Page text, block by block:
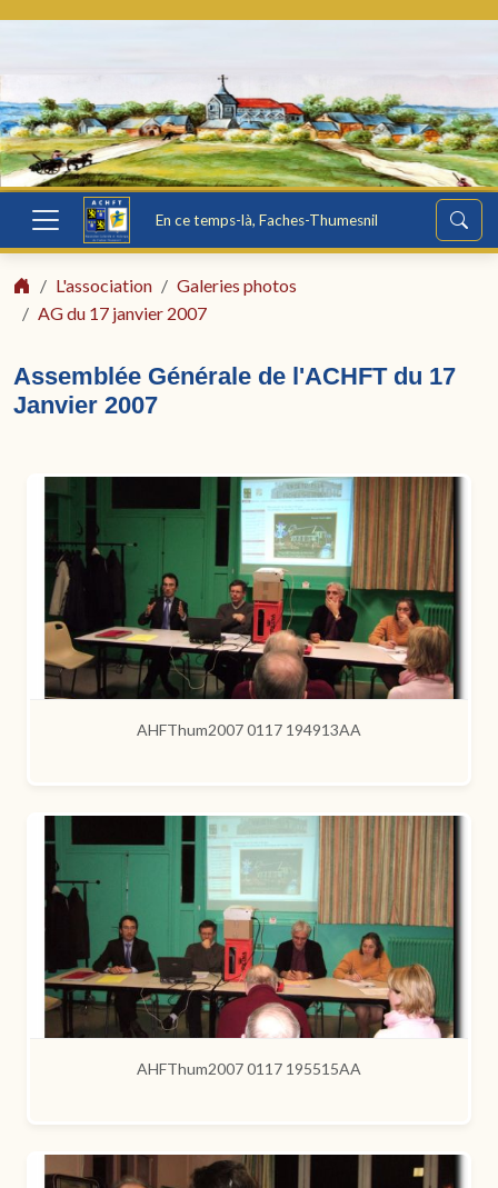
En ce temps-là, Faches-Thumesnil
L'association
Galeries photos
AG du 17 janvier 2007
Assemblée Générale de l'ACHFT du 17
Janvier 2007
AHFThum2007 0117 194913AA
AHFThum2007 0117 195515AA